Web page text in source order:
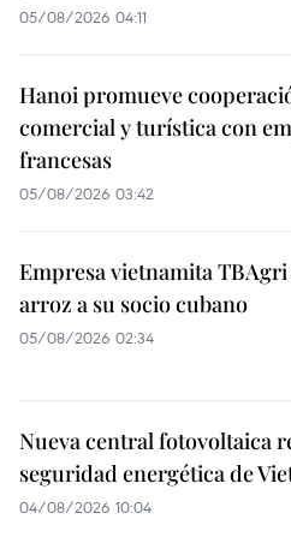
05/08/2026 04:11
Hanoi promueve
comercial y turística con
francesas
05/08/2026 03:42
Empresa vietnamita
arroz a su socio cubano
05/08/2026 02:34
Nueva central fotovoltaica
seguridad energética de
04/08/2026 10:04